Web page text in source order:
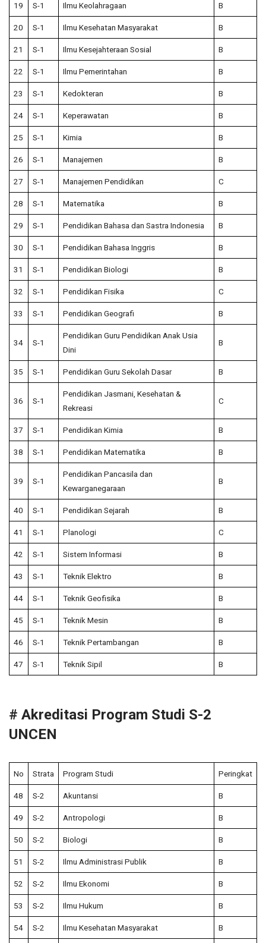
19 S-1 Ilmu Keolahragaan B
20 S-1 Ilmu Kesehatan Masyarakat B
21 S-1 Ilmu Kesejahteraan Sosial B
22 S-1 Ilmu Pemerintahan B
23 S-1 Kedokteran B
24 S-1 Keperawatan B
25 S-1 Kimia B
26 S-1 Manajemen B
27 S-1 Manajemen Pendidikan C
28 S-1 Matematika B
29 S-1 Pendidikan Bahasa dan Sastra Indonesia B
30 S-1 Pendidikan Bahasa Inggris B
31 S-1 Pendidikan Biologi B
32 S-1 Pendidikan Fisika C
33 S-1 Pendidikan Geografi B
34 S-1
Pendidikan Guru Pendidikan Anak Usia
Dini
B
35 S-1 Pendidikan Guru Sekolah Dasar B
36 S-1
Pendidikan Jasmani, Kesehatan &
Rekreasi
C
37 S-1 Pendidikan Kimia B
38 S-1 Pendidikan Matematika B
39 S-1
Pendidikan Pancasila dan
Kewarganegaraan
B
40 S-1 Pendidikan Sejarah B
41 S-1 Planologi C
42 S-1 Sistem Informasi B
43 S-1 Teknik Elektro B
44 S-1 Teknik Geofisika B
45 S-1 Teknik Mesin B
46 S-1 Teknik Pertambangan B
47 S-1 Teknik Sipil B
# Akreditasi Program Studi S-2
UNCEN
No Strata Program Studi Peringkat
48 S-2 Akuntansi B
49 S-2 Antropologi B
50 S-2 Biologi B
51 S-2 Ilmu Administrasi Publik B
52 S-2 Ilmu Ekonomi B
53 S-2 Ilmu Hukum B
54 S-2 Ilmu Kesehatan Masyarakat B